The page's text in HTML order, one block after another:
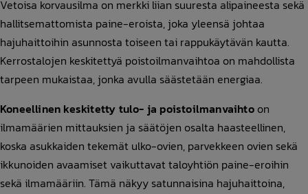
Vetoisa korvausilma on merkki liian suuresta alipaineesta sekä
hallitsemattomista paine-eroista, joka yleensä johtaa
hajuhaittoihin asunnosta toiseen tai rappukäytävän kautta.
Kerrostalojen keskitettyä poistoilmanvaihtoa on mahdollista
tarpeen mukaistaa, jonka avulla säästetään energiaa.
Koneellinen keskitetty tulo- ja poistoilmanvaihtoon
ilmamäärien mittauksien ja säätöjen osalta haasteellinen,
koska asukkaiden tekemät ulko-ovien, parvekkeen ovien sekä
ikkunoiden avaamiset vaikuttavat taloyhtiön paine-eroihin
sekä ilmamääriin. Tämä näkyy satunnaisina hajuhaittoina,